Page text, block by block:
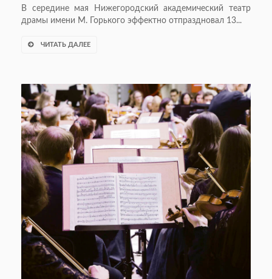
В середине мая Нижегородский академический театр
драмы имени М. Горького эффектно отпраздновал 13...
ЧИТАТЬ ДАЛЕЕ